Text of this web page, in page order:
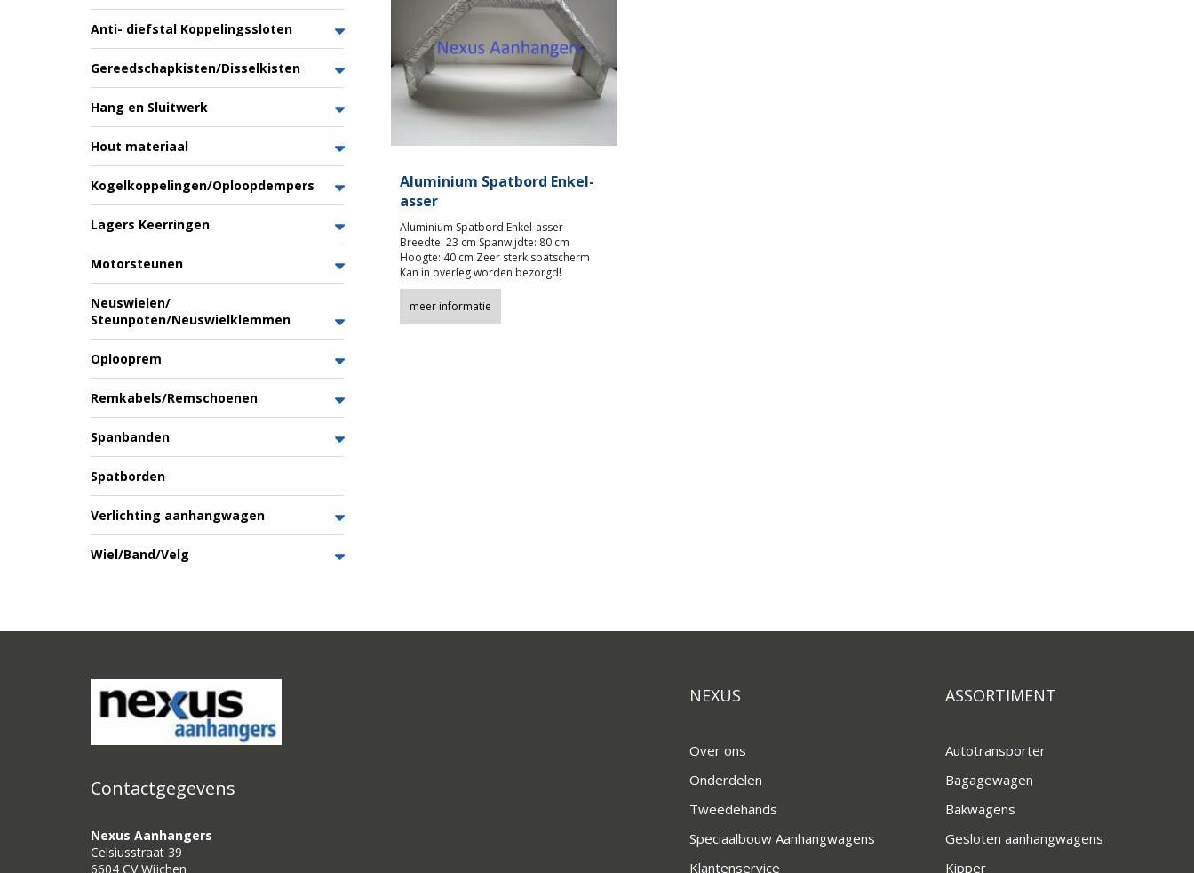
Anti- diefstal Koppelingssloten
Gereedschapkisten/Disselkisten
Hang en Sluitwerk
Hout materiaal
Kogelkoppelingen/Oploopdempers
Lagers Keerringen
Motorsteunen
Neuswielen/
Steunpoten/Neuswielklemmen
Oplooprem
Remkabels/Remschoenen
Spanbanden
Spatborden
Verlichting aanhangwagen
Wiel/Band/Velg
Aluminium Spatbord Enkel-
asser
Aluminium Spatbord Enkel-asser
Breedte: 23 cm Spanwijdte: 80 cm
Hoogte: 40 cm Zeer sterk spatscherm
Kan in overleg worden bezorgd!
meer informatie
Contactgegevens
Nexus Aanhangers
Celsiusstraat 39
6604 CV Wijchen
NEXUS
Over ons
Onderdelen
Tweedehands
Speciaalbouw Aanhangwagens
Klantenservice
ASSORTIMENT
Autotransporter
Bagagewagen
Bakwagens
Gesloten aanhangwagens
Kipper